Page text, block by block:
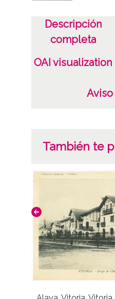
Descripción
completa
OAI visualization
También te